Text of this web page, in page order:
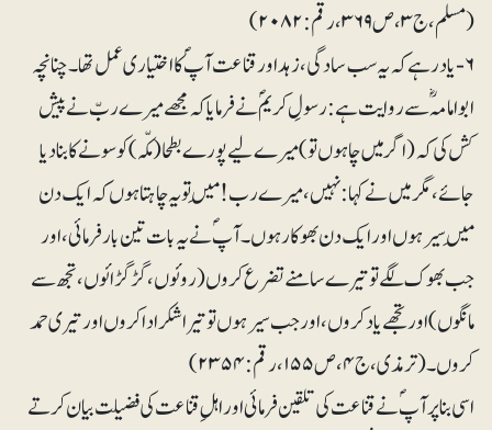
(مسلم، ج۳، ص ۳۶۹، رقم: ۲۰۸۲)
۶- یاد رہے کہ یہ سب سادگی، زہد اور قناعت آپؐ کا اختیاری عمل تھا۔ چنانچہ
ابوامامہؓ سے روایت ہے: رسولِ کریمؐ نے فرمایا کہ مجھے میرے ربّ نے پیش
کش کی کہ (اگر میں چاہوں تو) میرے لیے پورے بطحا (مکّہ) کو سونے کا بنا دیا
جائے، مگر میں نے کہا: نہیں، میرے رب! مَیں تو یہ چاہتا ہوں کہ ایک دن
مَیں سیر ہوں اور ایک دن بھوکارہوں۔ آپؐ نے یہ بات تین بار فرمائی، اور
جب بھوک لگے تو تیرے سامنے تضرع کروں (روئوں، گڑگڑائوں، تجھ سے
مانگوں) اور تجھے یاد کروں، اور جب سیر ہوں تو تیرا شکر ادا کروں اور تیری حمد
کروں۔ (ترمذی، ج۴، ص ۱۵۵، رقم: ۲۳۵۴)
اسی بنا پر آپؐ نے قناعت کی تلقین فرمائی اور اہلِ قناعت کی فضیلت بیان کرتے